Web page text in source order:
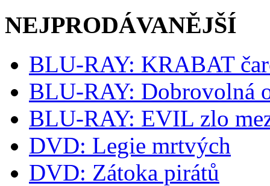
NEJPRODÁVANĚJŠÍ
BLU-RAY: KRABAT
BLU-RAY: Dobrovolná
BLU-RAY: EVIL zlo
DVD: Legie mrtvých
DVD: Zátoka pirátů